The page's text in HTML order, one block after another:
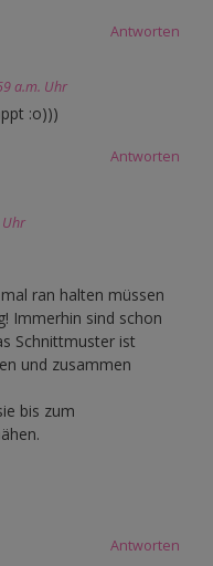
Antworten
a.m. Uhr
:o)))
Antworten
Uhr
ran halten müssen
Immerhin sind schon
Schnittmuster ist
und zusammen
bis zum
Antworten